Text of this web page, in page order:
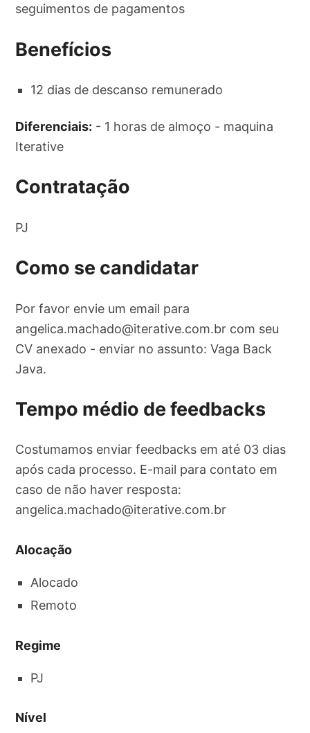
seguimentos de pagamentos
Benefícios
12 dias de descanso remunerado
Diferenciais: - 1 horas de almoço - maquina
Iterative
Contratação
PJ
Como se candidatar
Por favor envie um email para
angelica.machado@iterative.com.br com seu
CV anexado - enviar no assunto: Vaga Back
Java.
Tempo médio de feedbacks
Costumamos enviar feedbacks em até 03 dias
após cada processo. E-mail para contato em
caso de não haver resposta:
angelica.machado@iterative.com.br
Alocação
Alocado
Remoto
Regime
PJ
Nível